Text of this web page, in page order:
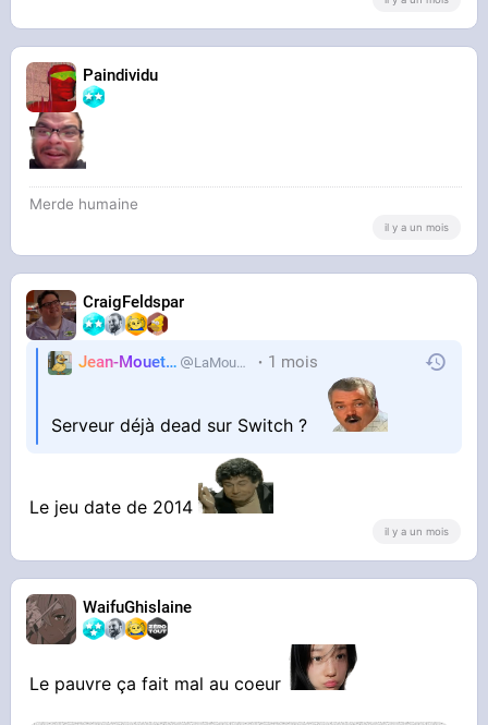
Paindividu
Merde humaine
il y a un mois
CraigFeldspar
Jean-Mouette LaMouetteAhi 1 mois
Serveur déjà dead sur Switch ?
Le jeu date de 2014
il y a un mois
WaifuGhislaine
Le pauvre ça fait mal au coeur